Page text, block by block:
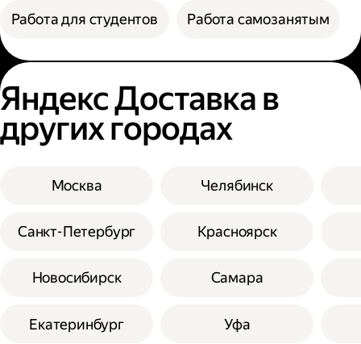
Работа для студентов Работа самозанятым
Яндекс Доставка в
других городах
Москва
Санкт-Петербург
Новосибирск
Екатеринбург
Челябинск
Красноярск
Самара
Уфа